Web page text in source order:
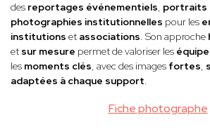
Fiche photographe
des reportages événementiels, portraits
photographies institutionnelles pour les
institutions et associations. Son approche
et sur mesure permet de valoriser les
les moments clés, avec des images fortes,
adaptées à chaque support.